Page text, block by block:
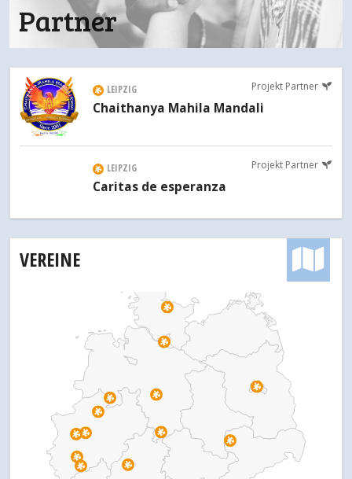
Partner
LEIPZIG Projekt Partner
Chaithanya Mahila Mandali
LEIPZIG Projekt Partner
Caritas de esperanza
VEREINE